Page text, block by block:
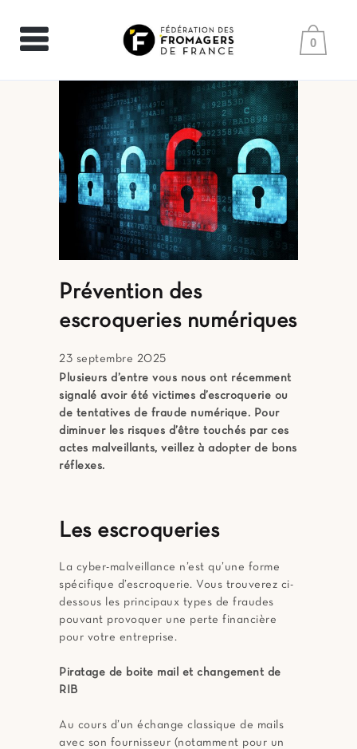
0
Prévention des
escroqueries numériques
23 septembre 2025
Plusieurs d’entre vous nous ont récemment
signalé avoir été victimes d’escroquerie ou
de tentatives de fraude numérique. Pour
diminuer les risques d’être touchés par ces
actes malveillants, veillez à adopter de bons
réflexes.
Les escroqueries
La cyber-malveillance n’est qu’une forme
spécifique d’escroquerie. Vous trouverez ci-
dessous les principaux types de fraudes
pouvant provoquer une perte financière
pour votre entreprise.
Piratage de boite mail et changement de
RIB
Au cours d’un échange classique de mails
avec son fournisseur (notamment pour un